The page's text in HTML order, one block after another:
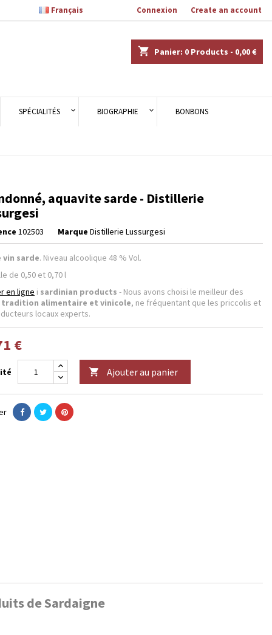
Connexion Create an account
Français
shopping_cart Panier: 0 Products - 0,00 €
SPÉCIALITÉS BIOGRAPHIE BONBONS
aquavite sarde - Distillerie
102503 Marque Distillerie Lussurgesi
vin sarde. Niveau alcoolique 48 % Vol.
de 0,50 et 0,70 l
en ligne i sardinian products - Nous avons choisi le meilleur des
tradition alimentaire et vinicole, ne fréquentant que les priccolis et
locaux experts.
€
 Ajouter au panier
de Sardaigne